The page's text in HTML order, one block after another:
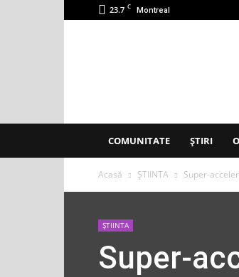
23.7 C Montreal
COMUNITATE ȘTIRI
Acasă ȘTIINTA Super-
ȘTIINTA
Super-